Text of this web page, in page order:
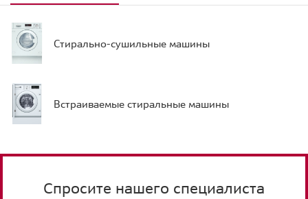
Стирально-сушильные машины
Встраиваемые стиральные машины
Спросите нашего специалиста